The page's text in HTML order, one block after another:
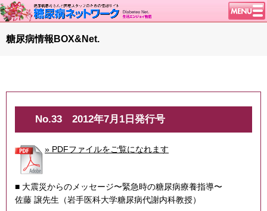
トップページ
談話室BBS
特集・連載
特集・連載 一覧へ
腎臓の健康道
インスリンポンプ
糖尿病情報BOX&Net.
No.33 2012年7月1日発行号
» PDFファイルをご覧になれます
■ 大震災からのメッセージ〜緊急時の糖尿病療養指導〜
佐藤 譲先生（岩手医科大学糖尿病代謝内科教授）